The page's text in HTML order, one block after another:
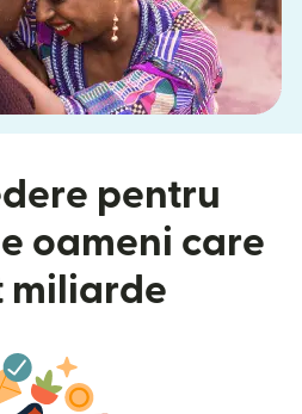
pentru
oameni care
miliarde